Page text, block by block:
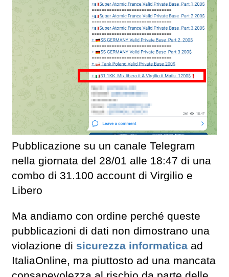
Pubblicazione su un canale Telegram
nella giornata del 28/01 alle 18:47 di una
combo di 31.100 account di Virgilio e
Libero
Ma andiamo con ordine perché queste
pubblicazioni di dati non dimostrano una
violazione di sicurezza informatica ad
ItaliaOnline, ma piuttosto ad una mancata